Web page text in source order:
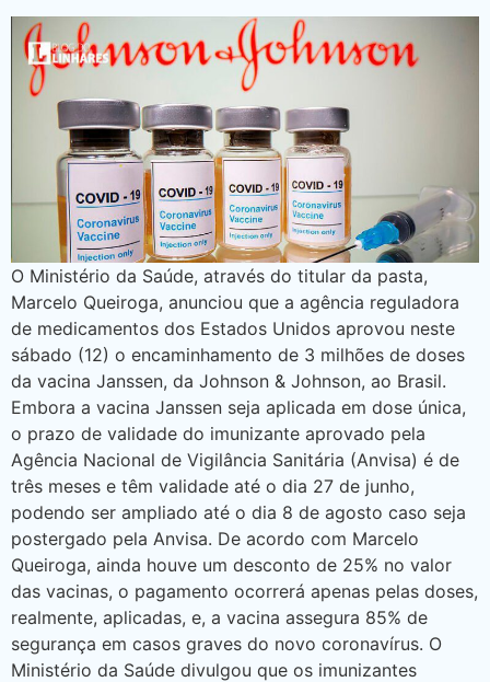
O Ministério da Saúde, através do titular da pasta,
Marcelo Queiroga, anunciou que a agência reguladora
de medicamentos dos Estados Unidos aprovou neste
sábado (12) o encaminhamento de 3 milhões de doses
da vacina Janssen, da Johnson & Johnson, ao Brasil.
Embora a vacina Janssen seja aplicada em dose única,
o prazo de validade do imunizante aprovado pela
Agência Nacional de Vigilância Sanitária (Anvisa) é de
três meses e têm validade até o dia 27 de junho,
podendo ser ampliado até o dia 8 de agosto caso seja
postergado pela Anvisa. De acordo com Marcelo
Queiroga, ainda houve um desconto de 25% no valor
das vacinas, o pagamento ocorrerá apenas pelas doses,
realmente, aplicadas, e, a vacina assegura 85% de
segurança em casos graves do novo coronavírus. O
Ministério da Saúde divulgou que os imunizantes